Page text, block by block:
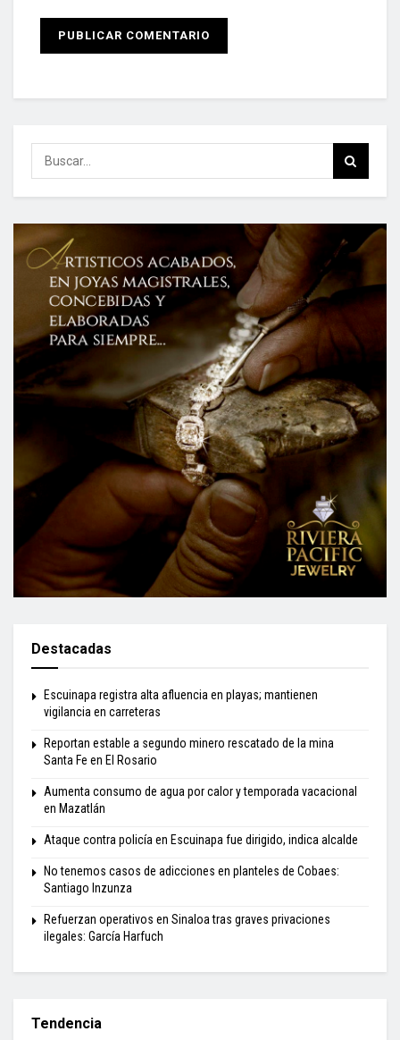
Destacadas
Escuinapa registra alta afluencia en playas; mantienen
vigilancia en carreteras
Reportan estable a segundo minero rescatado de la mina
Santa Fe en El Rosario
Aumenta consumo de agua por calor y temporada vacacional
en Mazatlán
Ataque contra policía en Escuinapa fue dirigido, indica alcalde
No tenemos casos de adicciones en planteles de Cobaes:
Santiago Inzunza
Refuerzan operativos en Sinaloa tras graves privaciones
ilegales: García Harfuch
Tendencia